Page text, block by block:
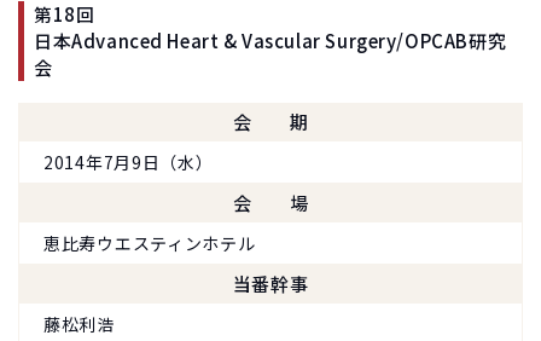
第18回
日本Advanced Heart & Vascular Surgery/OPCAB研究
会
会期
2014年7月9日（水）
会場
恵比寿ウエスティンホテル
当番幹事
藤松利浩